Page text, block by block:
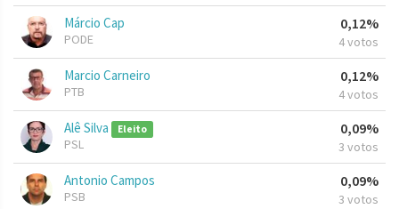
Márcio Cap
PODE
0,12%
4 votos
Marcio Carneiro
PTB
0,12%
4 votos
Alê Silva Eleito
PSL
0,09%
3 votos
Antonio Campos
PSB
0,09%
3 votos